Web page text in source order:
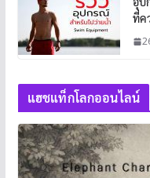
ที่ค
แฮชแท็กโลกออนไลน์